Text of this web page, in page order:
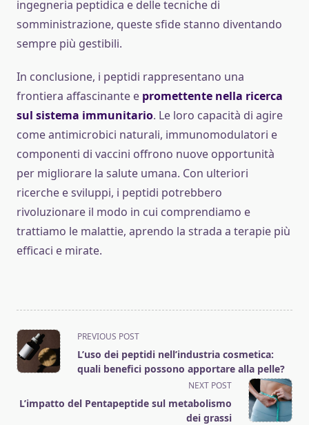
ingegneria peptidica e delle tecniche di
somministrazione, queste sfide stanno diventando
sempre più gestibili.
In conclusione, i peptidi rappresentano una
frontiera affascinante e promettente nella ricerca
sul sistema immunitario. Le loro capacità di agire
come antimicrobici naturali, immunomodulatori e
componenti di vaccini offrono nuove opportunità
per migliorare la salute umana. Con ulteriori
ricerche e sviluppi, i peptidi potrebbero
rivoluzionare il modo in cui comprendiamo e
trattiamo le malattie, aprendo la strada a terapie più
efficaci e mirate.
<span
class="nav-
subtitle
reader-
PREVIOUS POST
L’uso dei peptidi nell’industria cosmetica:
quali benefici possono apportare alla pelle?
NEXT POST
L’impatto del Pentapeptide sul metabolismo
dei grassi